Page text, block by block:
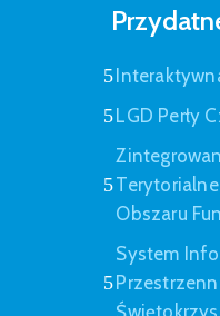
LGD Perły
Obszaru
System